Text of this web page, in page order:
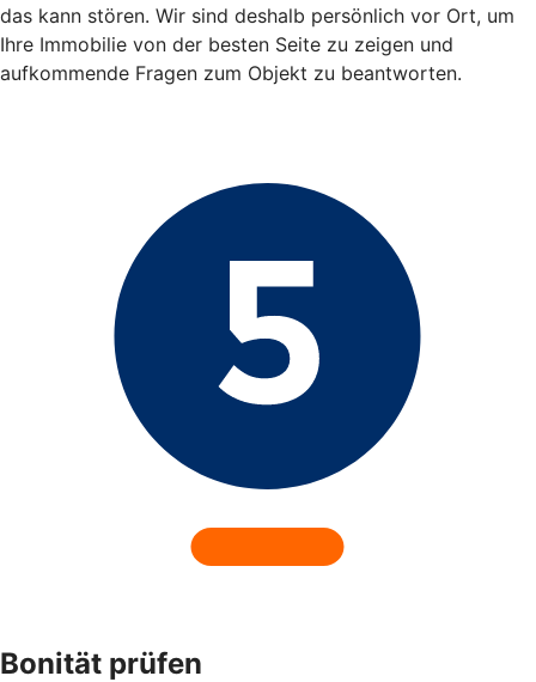
das kann stören. Wir sind deshalb persönlich vor Ort, um
Ihre Immobilie von der besten Seite zu zeigen und
aufkommende Fragen zum Objekt zu beantworten.
Bonität prüfen